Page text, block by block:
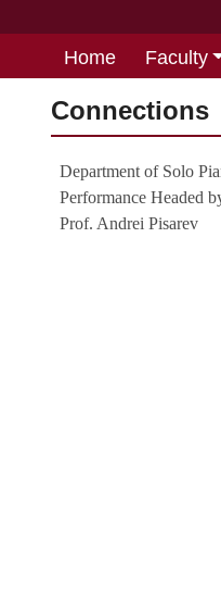
Home Faculty
Connections
Department of Solo
Performance Headed
Prof. Andrei Pisarev